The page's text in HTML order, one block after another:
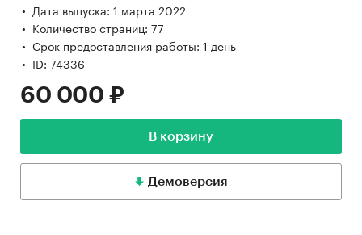
Дата выпуска: 1 марта 2022
Количество страниц: 77
Срок предоставления работы: 1 день
ID: 74336
60 000 ₽
В корзину
Демоверсия